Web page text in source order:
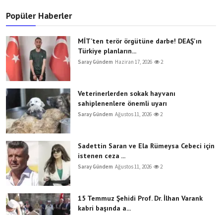
Popüler Haberler
MİT’ten terör örgütüne darbe! DEAŞ'ın
Türkiye planların...
Saray Gündem Haziran 17, 2026 2
Veterinerlerden sokak hayvanı
sahiplenenlere önemli uyarı
Saray Gündem Ağustos 11, 2026 2
Sadettin Saran ve Ela Rümeysa Cebeci için
istenen ceza ...
Saray Gündem Ağustos 11, 2026 2
15 Temmuz Şehidi Prof. Dr. İlhan Varank
kabri başında a...